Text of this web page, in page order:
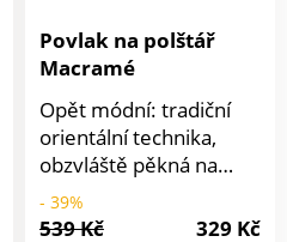
Povlak na polštář
Macramé
Opět módní: tradiční
orientální technika,
obzvláště pěkná na
povlaku na polštář. V
přírodních tónech a s
- 39%
539 Kč
329 Kč